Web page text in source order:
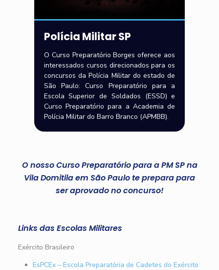
Polícia Militar SP
O Curso Preparatório Borges oferece aos
interessados cursos direcionados para os
concursos da Polícia Militar do estado de
São Paulo: Curso Preparatório para a
Escola Superior de Soldados (ESSD) e
Curso Preparatório para a Academia de
Polícia Militar do Barro Branco (APMBB).
O nosso Curso Preparatório para a PM SP na
Vila Domitila em São Paulo te prepara para
ser aprovado no concurso!
Links das Escolas Militares
Exército Brasileiro
EsPCEx – Escola Preparatória de Cadetes do Exército